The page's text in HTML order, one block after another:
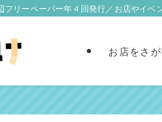
フリーペーパー年４回発行／お店やイベ
お店をさ